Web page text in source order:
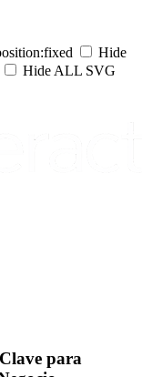
Hide
Hide ALL SVG
para